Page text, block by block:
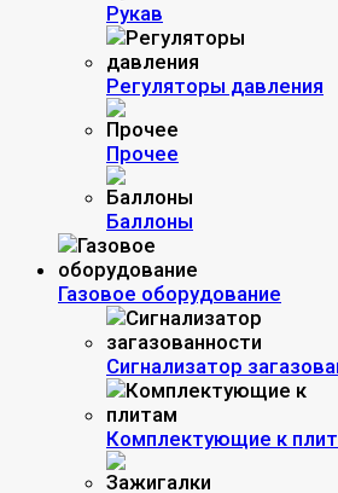
Рукав
Регуляторы давления
Прочее
Баллоны
Газовое оборудование
Сигнализатор
Комплектующие к